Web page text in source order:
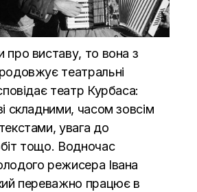
про виставу, то вона з
театральні
театр Курбаса:
складними, часом зовсім
увага до
тощо. Водночас
режисера Івана
переважно працює в